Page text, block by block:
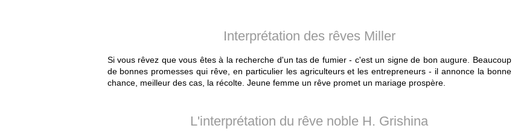
Interprétation des rêves Miller
Si vous rêvez que vous êtes à la recherche d'un tas de fumier - c'est un signe de bon augure. Beaucoup
de bonnes promesses qui rêve, en particulier les agriculteurs et les entrepreneurs - il annonce la bonne
chance, meilleur des cas, la récolte. Jeune femme un rêve promet un mariage prospère.
L'interprétation du rêve noble H. Grishina